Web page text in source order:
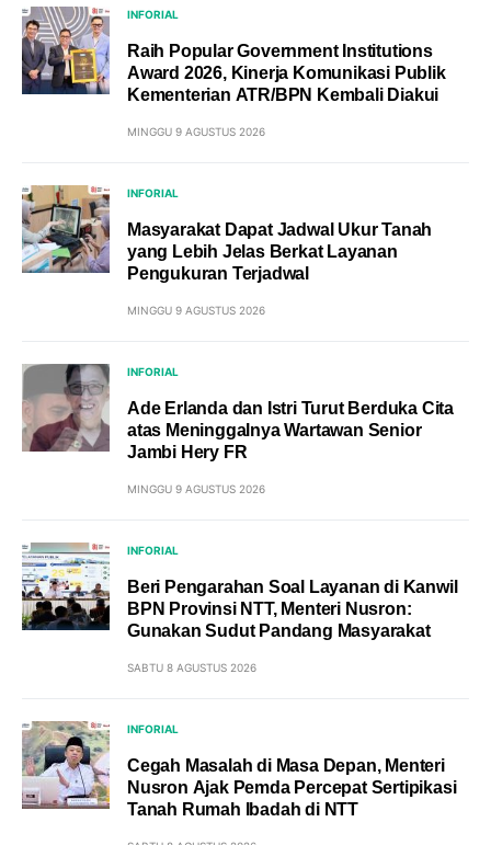
INFORIAL
Raih Popular Government Institutions
Award 2026, Kinerja Komunikasi Publik
Kementerian ATR/BPN Kembali Diakui
MINGGU 9 AGUSTUS 2026
INFORIAL
Masyarakat Dapat Jadwal Ukur Tanah
yang Lebih Jelas Berkat Layanan
Pengukuran Terjadwal
MINGGU 9 AGUSTUS 2026
INFORIAL
Ade Erlanda dan Istri Turut Berduka Cita
atas Meninggalnya Wartawan Senior
Jambi Hery FR
MINGGU 9 AGUSTUS 2026
INFORIAL
Beri Pengarahan Soal Layanan di Kanwil
BPN Provinsi NTT, Menteri Nusron:
Gunakan Sudut Pandang Masyarakat
SABTU 8 AGUSTUS 2026
INFORIAL
Cegah Masalah di Masa Depan, Menteri
Nusron Ajak Pemda Percepat Sertipikasi
Tanah Rumah Ibadah di NTT